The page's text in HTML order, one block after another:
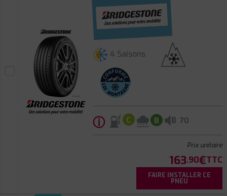
4 Saisons
ⓘ C B B 70
Prix unitaire
163.90€TTC
FAIRE INSTALLER CE
PNEU